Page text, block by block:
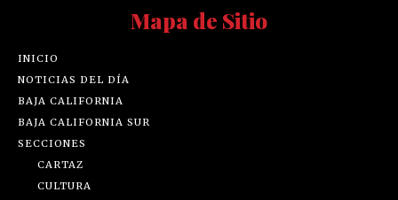
Mapa de Sitio
INICIO
NOTICIAS DEL DÍA
BAJA CALIFORNIA
BAJA CALIFORNIA SUR
SECCIONES
CARTAZ
CULTURA